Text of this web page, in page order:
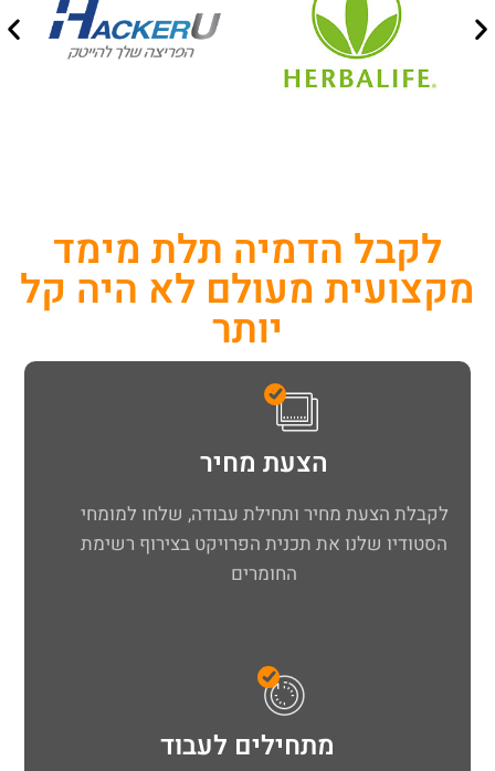
לקבל הדמיה תלת מימד
מקצועית מעולם לא היה קל
יותר
הצעת מחיר
לקבלת הצעת מחיר ותחילת עבודה, שלחו למומחי
הסטודיו שלנו את תכנית הפרויקט בצירוף רשימת
החומרים
מתחילים לעבוד